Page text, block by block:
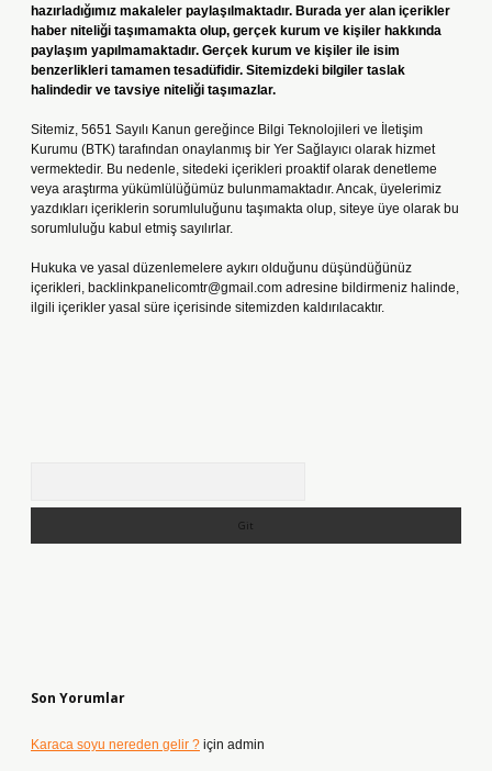
hazırladığımız makaleler paylaşılmaktadır. Burada yer alan içerikler
haber niteliği taşımamakta olup, gerçek kurum ve kişiler hakkında
paylaşım yapılmamaktadır. Gerçek kurum ve kişiler ile isim
benzerlikleri tamamen tesadüfidir. Sitemizdeki bilgiler taslak
halindedir ve tavsiye niteliği taşımazlar.
Sitemiz, 5651 Sayılı Kanun gereğince Bilgi Teknolojileri ve İletişim
Kurumu (BTK) tarafından onaylanmış bir Yer Sağlayıcı olarak hizmet
vermektedir. Bu nedenle, sitedeki içerikleri proaktif olarak denetleme
veya araştırma yükümlülüğümüz bulunmamaktadır. Ancak, üyelerimiz
yazdıkları içeriklerin sorumluluğunu taşımakta olup, siteye üye olarak bu
sorumluluğu kabul etmiş sayılırlar.
Hukuka ve yasal düzenlemelere aykırı olduğunu düşündüğünüz
içerikleri, backlinkpanelicomtr@gmail.com adresine bildirmeniz halinde,
ilgili içerikler yasal süre içerisinde sitemizden kaldırılacaktır.
Son Yorumlar
Karaca soyu nereden gelir ? için admin